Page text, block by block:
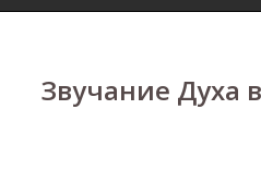
Звучание Духа